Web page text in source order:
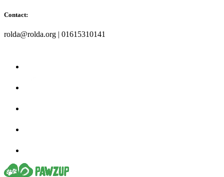
Contact:
rolda@rolda.org | 01615310141